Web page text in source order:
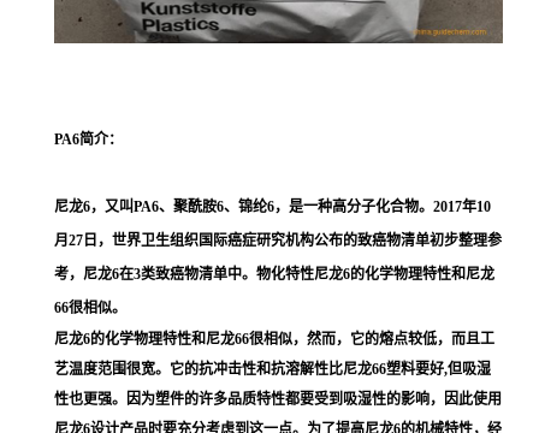
PA6简介：
尼龙6，又叫PA6、聚酰胺6、锦纶6，是一种高分子化合物。2017年10
月27日，世界卫生组织国际癌症研究机构公布的致癌物清单初步整理参
考，尼龙6在3类致癌物清单中。物化特性尼龙6的化学物理特性和尼龙
66很相似。
尼龙6的化学物理特性和尼龙66很相似，然而，它的熔点较低，而且工
艺温度范围很宽。它的抗冲击性和抗溶解性比尼龙66塑料要好,但吸湿
性也更强。因为塑件的许多品质特性都要受到吸湿性的影响，因此使用
尼龙6设计产品时要充分考虑到这一点。为了提高尼龙6的机械特性，经